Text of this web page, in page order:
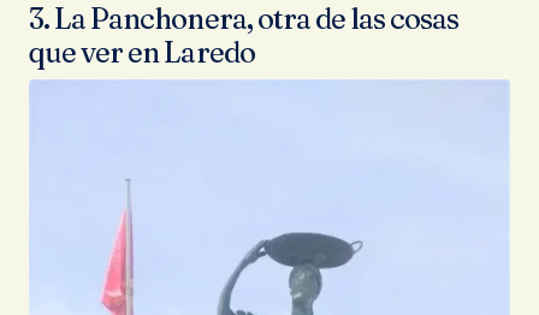
3. La Panchonera, otra de las cosas
que ver en Laredo